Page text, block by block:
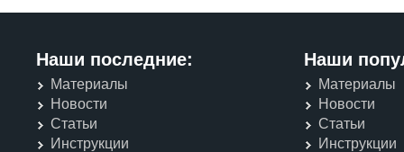
Наши последние:
Материалы
Новости
Статьи
Инструкции
Наши
Материалы
Новости
Статьи
Инструкции